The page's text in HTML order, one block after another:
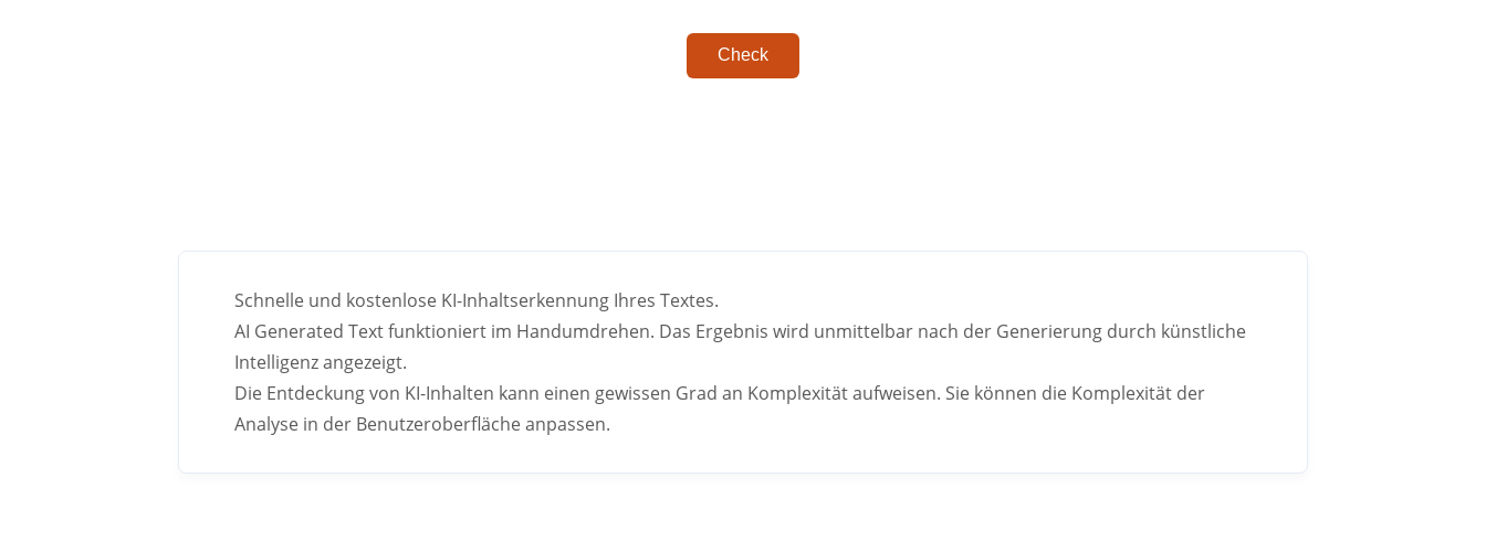
Check
Schnelle und kostenlose KI-Inhaltserkennung Ihres Textes.
AI Generated Text funktioniert im Handumdrehen. Das Ergebnis wird unmittelbar nach der Generierung durch künstliche
Intelligenz angezeigt.
Die Entdeckung von KI-Inhalten kann einen gewissen Grad an Komplexität aufweisen. Sie können die Komplexität der
Analyse in der Benutzeroberfläche anpassen.